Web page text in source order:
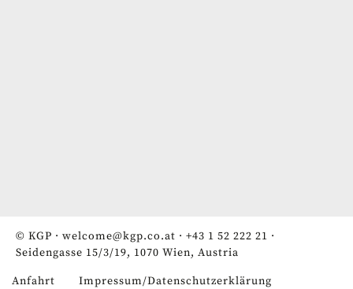
© KGP · welcome@kgp.co.at · +43 1 52 222 21 ·
Seidengasse 15/3/19, 1070 Wien, Austria
Anfahrt Impressum/Datenschutzerklärung